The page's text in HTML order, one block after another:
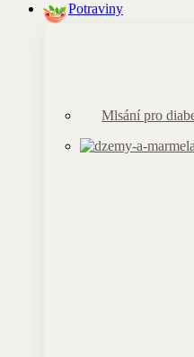
Potraviny
Mlsání pro